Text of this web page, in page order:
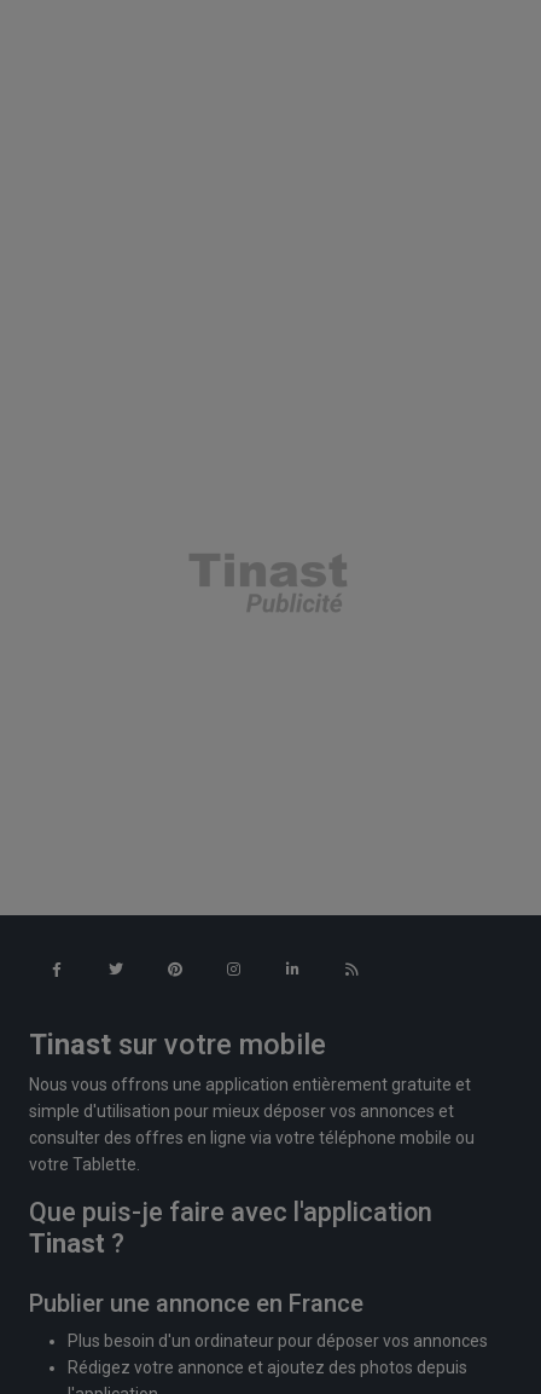
Tinast sur votre mobile
Nous vous offrons une application entièrement gratuite et
simple d'utilisation pour mieux déposer vos annonces et
consulter des offres en ligne via votre téléphone mobile ou
votre Tablette.
Que puis-je faire avec l'application
Tinast ?
Publier une annonce en France
Plus besoin d'un ordinateur pour déposer vos annonces
Rédigez votre annonce et ajoutez des photos depuis